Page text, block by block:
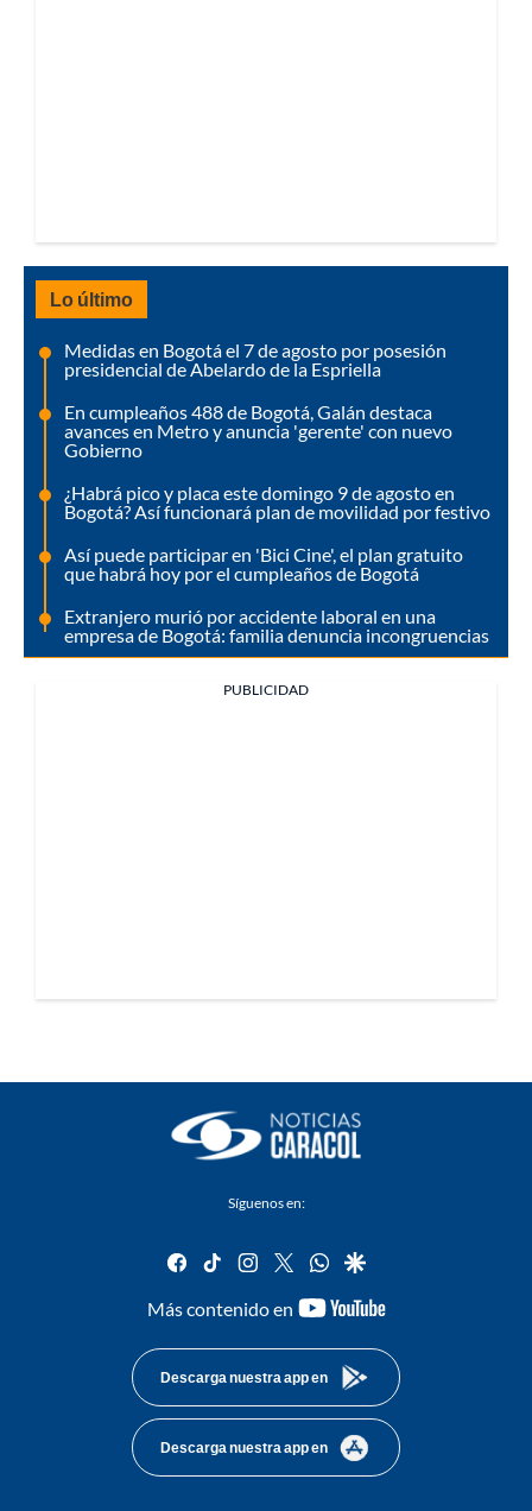
Lo último
Medidas en Bogotá el 7 de agosto por posesión
presidencial de Abelardo de la Espriella
En cumpleaños 488 de Bogotá, Galán destaca
avances en Metro y anuncia 'gerente' con nuevo
Gobierno
¿Habrá pico y placa este domingo 9 de agosto en
Bogotá? Así funcionará plan de movilidad por festivo
Así puede participar en 'Bici Cine', el plan gratuito
que habrá hoy por el cumpleaños de Bogotá
Extranjero murió por accidente laboral en una
empresa de Bogotá: familia denuncia incongruencias
PUBLICIDAD
Síguenos en:
facebook
tiktok instagram
twitterwhatsapp
google
Más contenido en
youtube-
Descarga nuestra app en
Descarga nuestra app en